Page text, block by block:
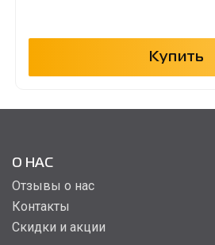
Купить
О НАС
Отзывы о нас
Контакты
Скидки и акции